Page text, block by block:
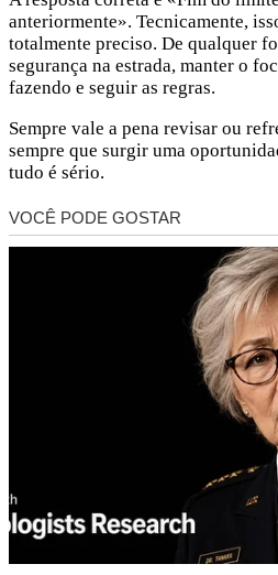
anteriormente». Tecnicamente,
totalmente preciso. De qualquer
segurança na estrada, manter o
fazendo e seguir as regras.
Sempre vale a pena revisar ou
sempre que surgir uma
tudo é sério.